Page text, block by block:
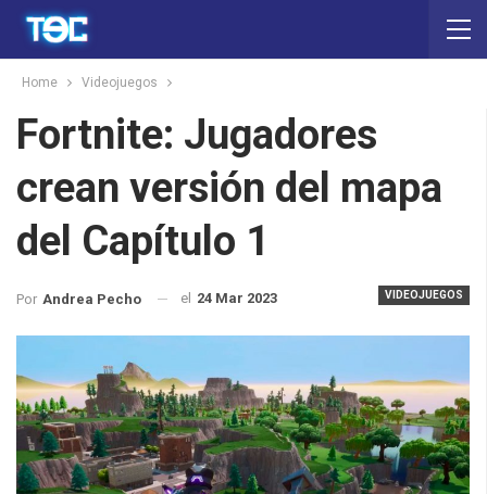
Home Videojuegos
Fortnite: Jugadores
crean versión del mapa
del Capítulo 1
VIDEOJUEGOS
Por Andrea Pecho el 24 Mar 2023